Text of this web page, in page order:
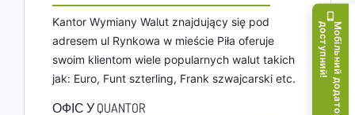
Kantor Wymiany Walut znajdujący się pod
adresem ul Rynkowa w mieście Piła oferuje
swoim klientom wiele popularnych walut takich
jak: Euro, Funt szterling, Frank szwajcarski etc.
ОФІС У QUANTOR М
о
б
і
л
ь
н
и
й
д
о
д
а
т
о
к
д
о
с
т
у
п
н
и
й
!